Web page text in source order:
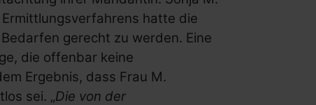
hatte die
gerecht zu werden. Eine
die offenbar keine
Ergebnis, dass Frau M.
sei. „Die von der